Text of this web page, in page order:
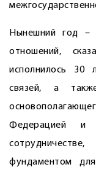
Нынешний год –
отношений,
исполнилось 30
связей, а
Федерацией и
фундаментом